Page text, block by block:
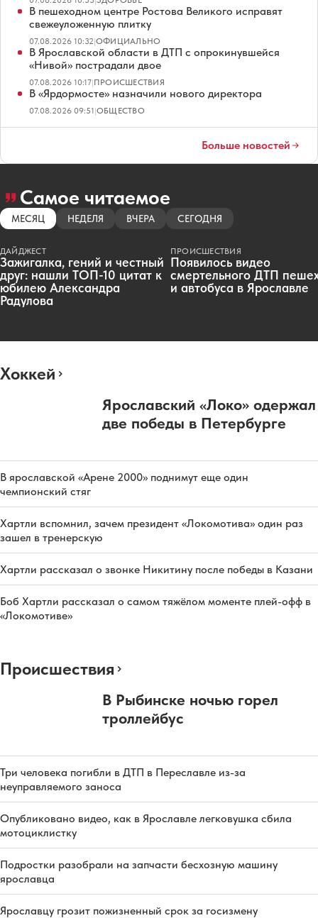
В пешеходном центре Ростова Великого исправят
свежеуложенную плитку
07.08.2026 10:32|ОФИЦИАЛЬНО
В Ярославской области в ДТП с опрокинувшейся
«Нивой» пострадали двое
07.08.2026 10:17|ПРОИСШЕСТВИЯ
В «Ярдормосте» назначили нового директора
07.08.2026 09:51|ОБЩЕСТВО
Больше новостей
Самое читаемое
МЕСЯЦ НЕДЕЛЯ ВЧЕРА СЕГОДНЯ
ДАЙДЖЕСТ
Зажигалка, гений и честный
друг: нашли ТОП-10 цитат к
юбилею Александра
Радулова
ПРОИСШЕСТВИЯ
Появилось видео
смертельного ДТП
и автобуса в Ярославле
Хоккей
Ярославский «Локо» одержал
две победы в Петербурге
В ярославской «Арене 2000» поднимут еще один
чемпионский стяг
Хартли вспомнил, зачем президент «Локомотива» один раз
зашел в тренерскую
Хартли рассказал о звонке Никитину после победы в Казани
Боб Хартли рассказал о самом тяжёлом моменте плей-офф в
«Локомотиве»
Происшествия
В Рыбинске ночью горел
троллейбус
Три человека погибли в ДТП в Переславле из-за
неуправляемого заноса
Опубликовано видео, как в Ярославле легковушка сбила
мотоциклистку
Подростки разобрали на запчасти бесхозную машину
ярославца
Ярославцу грозит пожизненный срок за госизмену